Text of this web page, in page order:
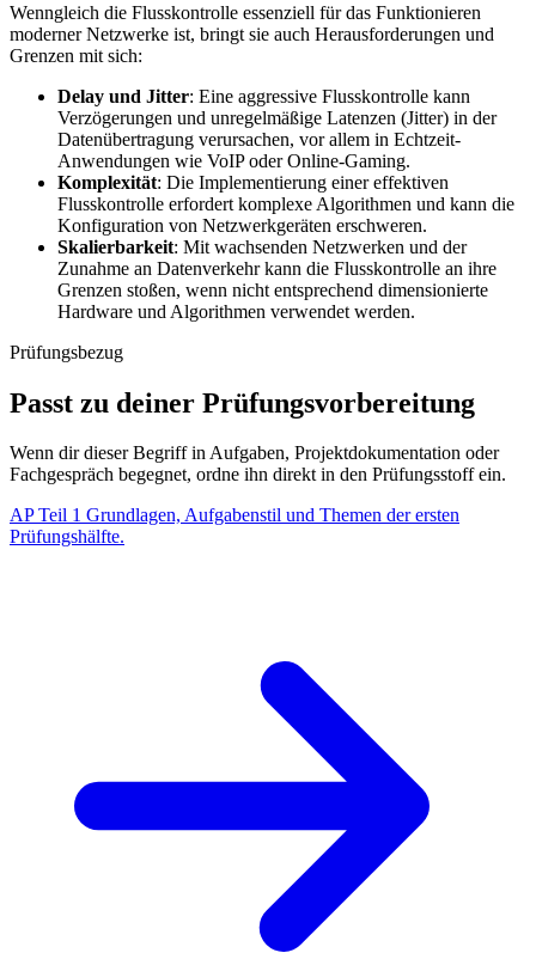
Wenngleich die Flusskontrolle essenziell für das Funktionieren
moderner Netzwerke ist, bringt sie auch Herausforderungen und
Grenzen mit sich:
Delay und Jitter: Eine aggressive Flusskontrolle kann
Verzögerungen und unregelmäßige Latenzen (Jitter) in der
Datenübertragung verursachen, vor allem in Echtzeit-
Anwendungen wie VoIP oder Online-Gaming.
Komplexität: Die Implementierung einer effektiven
Flusskontrolle erfordert komplexe Algorithmen und kann die
Konfiguration von Netzwerkgeräten erschweren.
Skalierbarkeit: Mit wachsenden Netzwerken und der
Zunahme an Datenverkehr kann die Flusskontrolle an ihre
Grenzen stoßen, wenn nicht entsprechend dimensionierte
Hardware und Algorithmen verwendet werden.
Prüfungsbezug
Passt zu deiner Prüfungsvorbereitung
Wenn dir dieser Begriff in Aufgaben, Projektdokumentation oder
Fachgespräch begegnet, ordne ihn direkt in den Prüfungsstoff ein.
AP Teil 1 Grundlagen, Aufgabenstil und Themen der ersten
Prüfungshälfte.